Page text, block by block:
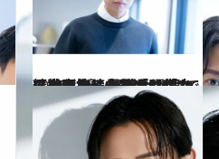
2026.5.14
【もっと読む】「父親から半殺しにされた」「立てなくなるまでボコボコに」家族に虐待され中2で精神崩壊…小田切ヒロ（44）が、過酷な環境から逃げ出せた“きっかけ”
カルチャー